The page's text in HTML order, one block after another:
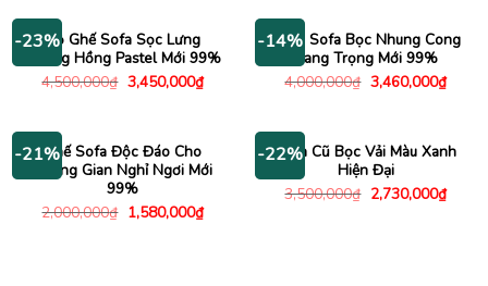
3,480,000₫.
-23%Bộ Ghế Sofa Sọc Lưng
Nhung Hồng Pastel Mới 99%
4,500,000₫ Giá
gốc
3,450,000₫Giá
hiện
3,450,000₫.
-14%
Băng Sofa Bọc Nhung Cong
Sang Trọng Mới 99%
4,000,000₫ Giá
gốc
3,460,000₫Giá
hiện
-21%Ghế Sofa Độc Đáo Cho
Không Gian Nghỉ Ngơi Mới
99%
2,000,000₫ Giá
gốc
1,580,000₫Giá
hiện
-22%
Sofa Cũ Bọc Vải Màu Xanh
Hiện Đại
3,500,000₫ Giá
gốc
2,730,000₫Giá
hiện